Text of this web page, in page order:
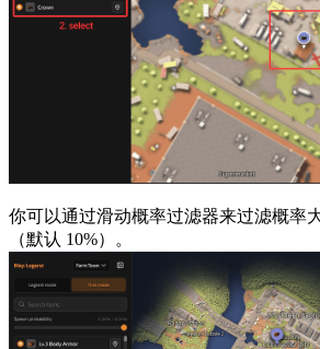
你可以通过滑动概率过滤器来过滤概率
（默认 10%）。